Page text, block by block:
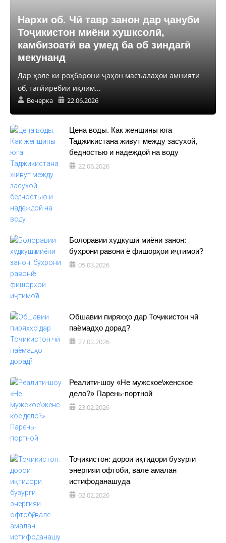
Нархи об. Чӣ тавр занон дар ҷануби
Тоҷикистон миёни хушксолӣ,
камбизоатӣ ва умед ба об зиндагӣ
мекунанд
Дар ҳоле ки роҳбарони ҷаҳон масъалаҳои амнияти
об, тағйирёбии иқлим...
Вечерка 22.06.2026
Цена воды. Как женщины юга
Таджикистана живут между засухой,
бедностью и надеждой на воду
22.06.2026
Болоравии худкушӣ миёни занон:
бӯҳрони равонӣ ё фишорҳои иҷтимоӣ?
05.03.2026
Обшавии пиряхҳо дар Тоҷикистон чӣ
паёмадҳо дорад?
27.02.2026
Реалити-шоу «Не мужское\женское
дело?» Парень-портной
23.02.2026
Тоҷикистон: дорои иқтидори бузурги
энергияи офтобӣ, вале амалан
истифоданашуда
02.02.2026